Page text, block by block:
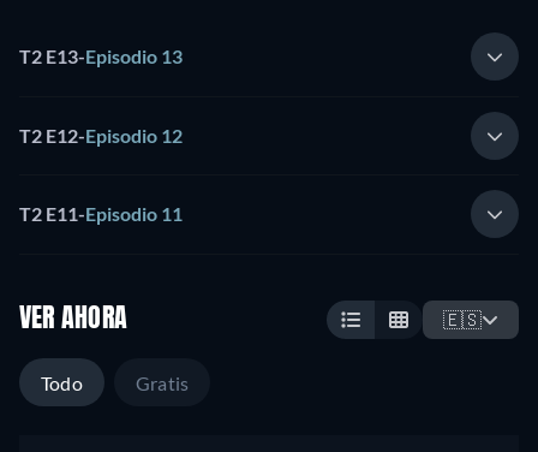
T2 E13-Episodio 13
T2 E12-Episodio 12
T2 E11-Episodio 11
VER AHORA 🇪🇸
Todo Gratis